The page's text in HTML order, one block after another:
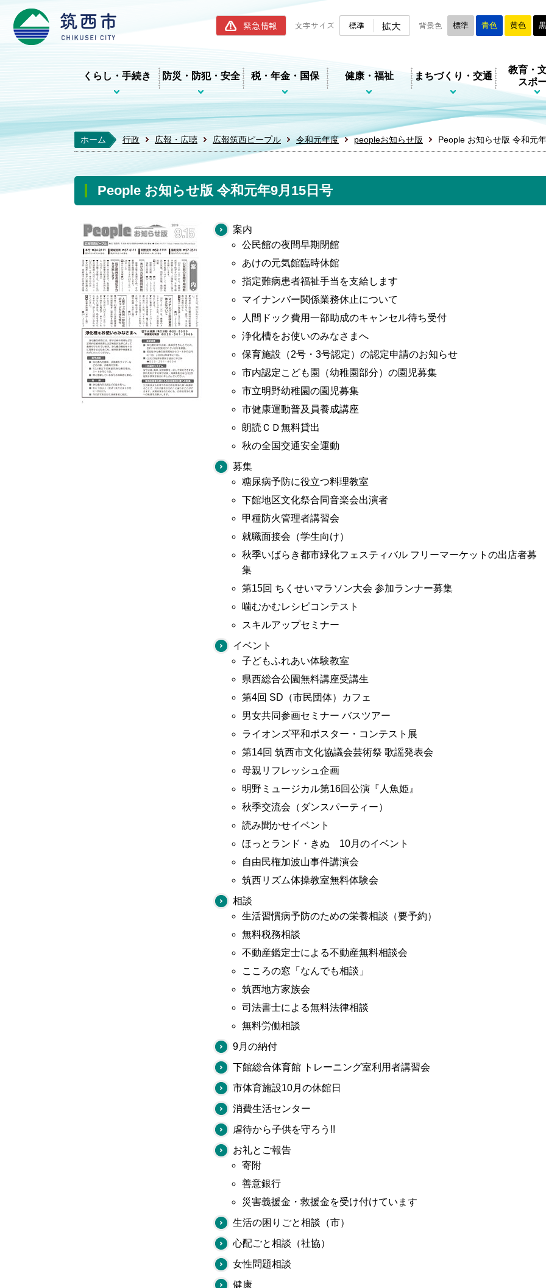
筑西市ホームページ
緊急情報 文字サイズ 標準 拡大 背景色 標準 青色 黄色
くらし・手続き 防災・防犯・安全 税・年金・国保 健康・福祉 まちづくり・交通
教育・
スポ
ホーム 行政 広報・広聴 広報筑西ピープル 令和元年度 peopleお知らせ版 People お知らせ版 令和元
People お知らせ版 令和元年9月15日号
案内
公民館の夜間早期閉館
あけの元気館臨時休館
指定難病患者福祉手当を支給します
マイナンバー関係業務休止について
人間ドック費用一部助成のキャンセル待ち受付
浄化槽をお使いのみなさまへ
保育施設（2号・3号認定）の認定申請のお知らせ
市内認定こども園（幼稚園部分）の園児募集
市立明野幼稚園の園児募集
市健康運動普及員養成講座
朗読ＣＤ無料貸出
秋の全国交通安全運動
募集
糖尿病予防に役立つ料理教室
下館地区文化祭合同音楽会出演者
甲種防火管理者講習会
就職面接会（学生向け）
秋季いばらき都市緑化フェスティバル フリーマーケットの出店者募
集
第15回 ちくせいマラソン大会 参加ランナー募集
噛むかむレシピコンテスト
スキルアップセミナー
イベント
子どもふれあい体験教室
県西総合公園無料講座受講生
第4回 SD（市民団体）カフェ
男女共同参画セミナー バスツアー
ライオンズ平和ポスター・コンテスト展
第14回 筑西市文化協議会芸術祭 歌謡発表会
母親リフレッシュ企画
明野ミュージカル第16回公演『人魚姫』
秋季交流会（ダンスパーティー）
読み聞かせイベント
ほっとランド・きぬ 10月のイベント
自由民権加波山事件講演会
筑西リズム体操教室無料体験会
相談
生活習慣病予防のための栄養相談（要予約）
無料税務相談
不動産鑑定士による不動産無料相談会
こころの窓「なんでも相談」
筑西地方家族会
司法書士による無料法律相談
無料労働相談
9月の納付
下館総合体育館 トレーニング室利用者講習会
市体育施設10月の休館日
消費生活センター
虐待から子供を守ろう!!
お礼とご報告
寄附
善意銀行
災害義援金・救援金を受け付けています
生活の困りごと相談（市）
心配ごと相談（社協）
女性問題相談
健康